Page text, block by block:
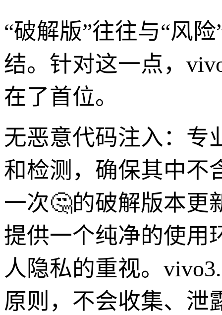
“破解版”往往与“风
结。针对这一点，
在了首位。
无恶意代码注入：专
和检测，确保其中不
一次🤔的破解版本更
提供一个纯净的使用
人隐私的重视。
原则，不会收集、泄